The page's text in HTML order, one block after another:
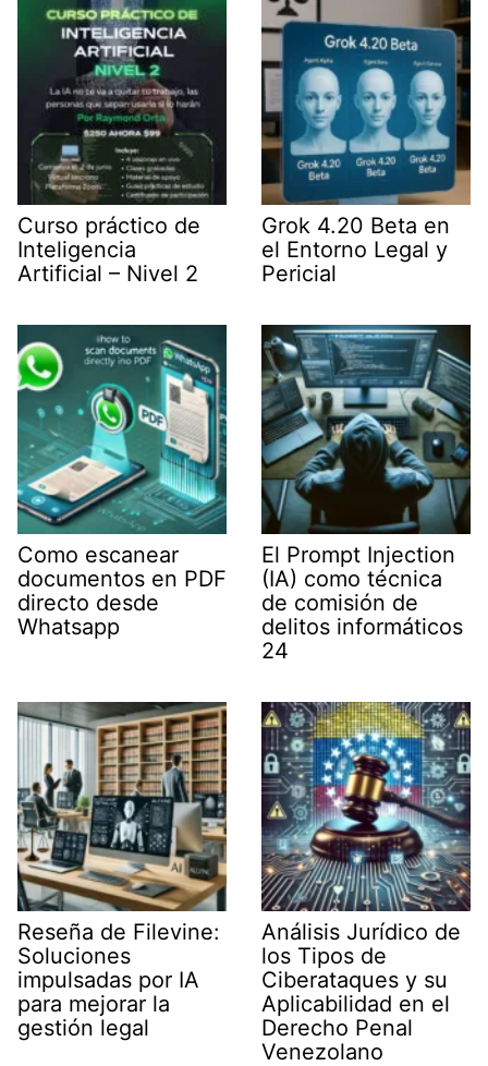
r
)
Curso práctico de
Inteligencia
Artificial – Nivel 2
Grok 4.20 Beta en
el Entorno Legal y
Pericial
Como escanear
documentos en PDF
directo desde
Whatsapp
El Prompt Injection
(IA) como técnica
de comisión de
delitos informáticos
24
Reseña de Filevine:
Soluciones
impulsadas por IA
para mejorar la
gestión legal
Análisis Jurídico de
los Tipos de
Ciberataques y su
Aplicabilidad en el
Derecho Penal
Venezolano